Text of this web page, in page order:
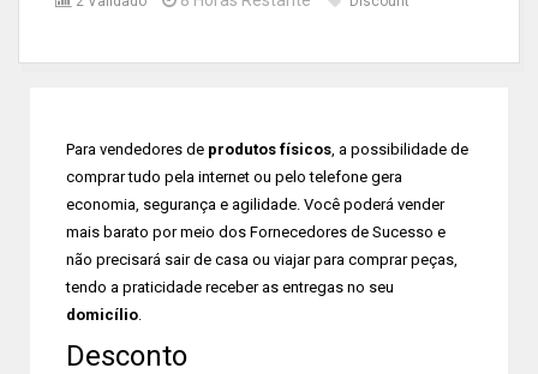
Para vendedores de produtos físicos, a possibilidade de
comprar tudo pela internet ou pelo telefone gera
economia, segurança e agilidade. Você poderá vender
mais barato por meio dos Fornecedores de Sucesso e
não precisará sair de casa ou viajar para comprar peças,
tendo a praticidade receber as entregas no seu
domicílio.
Desconto